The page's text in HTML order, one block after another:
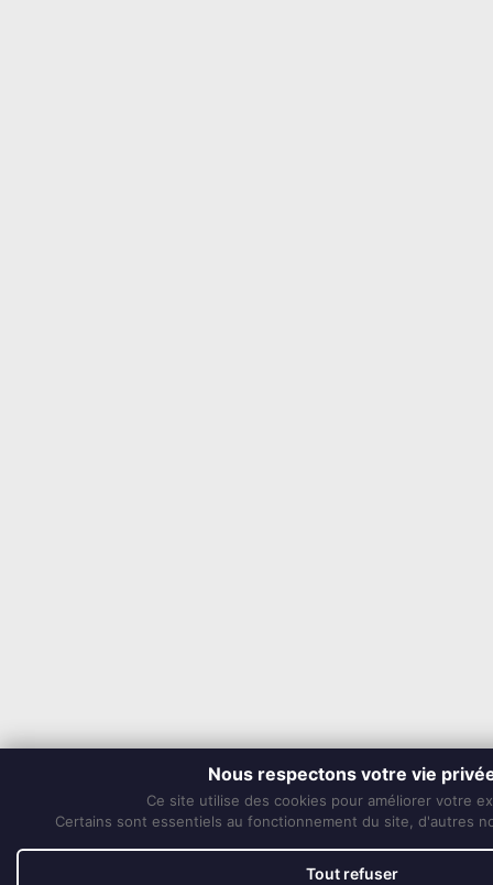
Nous respectons votre vie
Ce site utilise des cookies pour améliorer votre
Certains sont essentiels au fonctionnement du site, d'autres
Tout refuser